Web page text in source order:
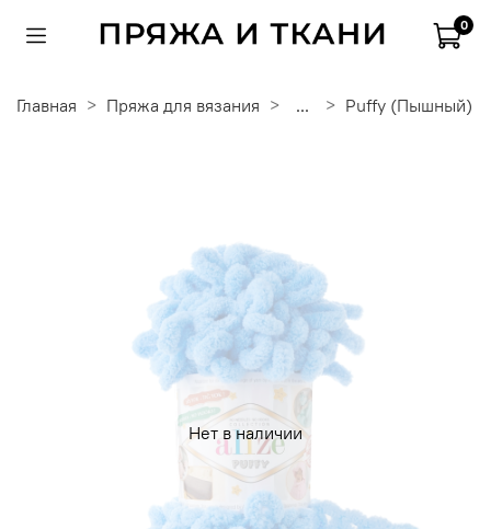
0
Главная Пряжа для вязания ... Puffy (Пышный)
Нет в наличии